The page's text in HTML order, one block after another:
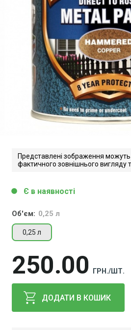
Представлені зображення можуть
фактичного зовнішнього вигляду
Об'єм: 0,25 л
0,25 л
250 00 ГРН./ШТ.
circle Є в наявності
ДОДАТИ В КОШИК